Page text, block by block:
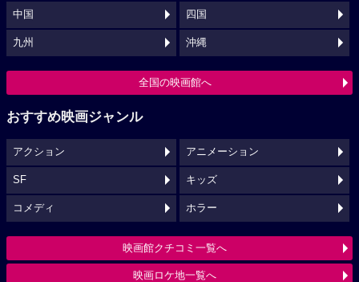
中国 四国
九州 沖縄
全国の映画館へ
おすすめ映画ジャンル
アクション アニメーション
SF キッズ
コメディ ホラー
映画館クチコミ一覧へ
映画ロケ地一覧へ